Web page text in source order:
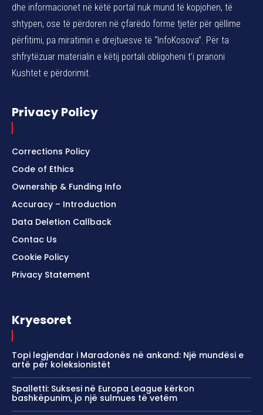
dhe informacionet në këtë portal nuk mund të kopjohen, të
shtypen, ose të përdoren në çfarëdo forme tjetër për qëllime
përfitimi, pa miratimin e drejtuesve të “InfoKosova”. Për ta
shfrytëzuar materialin e këtij portali obligoheni t’i pranoni
Kushtet e përdorimit.
Privacy Policy
Corrections Policy
Code of Ethics
Ownership & Funding Info
Accuracy – Introduction
Data Deletion Callback
Contac Us
Cookie Policy
Privacy Statement
Kryesoret
Topi legjendar i Maradonës në ankand: Një mundësi e
artë për koleksionistët
Spalletti: Suksesi në Europa League kërkon
bashkëpunim, jo një sulmues të vetëm